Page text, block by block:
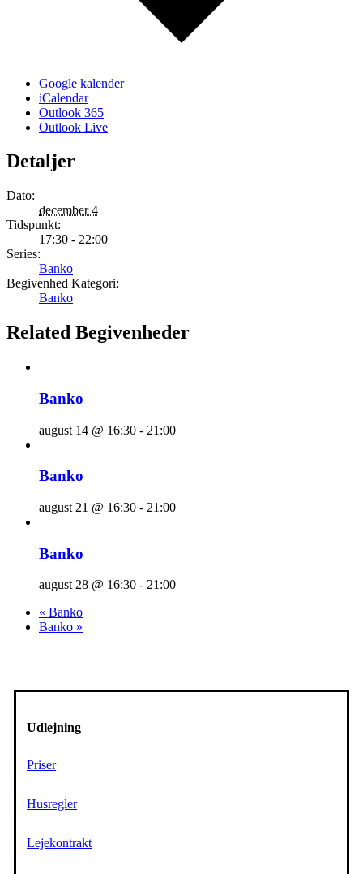
Google kalender
iCalendar
Outlook 365
Outlook Live
Detaljer
Dato:
december 4
Tidspunkt:
17:30 - 22:00
Series:
Banko
Begivenhed Kategori:
Banko
Related Begivenheder
Banko
august 14 @ 16:30 - 21:00
Banko
august 21 @ 16:30 - 21:00
Banko
august 28 @ 16:30 - 21:00
« Banko
Banko »
Udlejning
Priser
Husregler
Lejekontrakt